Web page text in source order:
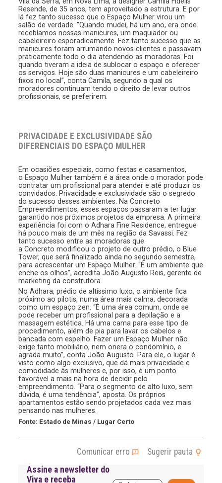
Resende, de 35 anos, tem aproveitado a estrutura. E por
lá fez tanto sucesso que o Espaço Mulher virou um
salão de verdade. “Quando mudei, há um ano, era onde
recebíamos nossas manicures, um maquiador ou
cabeleireiro esporadicamente. Fez tanto sucesso que as
manicures foram arrumando novos clientes e passavam
praticamente todo o dia atendendo as moradoras. Foi
quando tiveram a ideia de sublocar o espaço e oferecer
os serviços. Hoje são duas manicures e um cabeleireiro
fixos no local”, conta Camila, segundo a qual os
moradores continuam tendo o direito de levar outros
profissionais, se preferirem.
PRIVACIDADE E EXCLUSIVIDADE SÃO
DIFERENCIAIS DO ESPAÇO MULHER
Em ocasiões especiais, como festas e casamentos,
o Espaço Mulher também é a área onde o morador pode
contratar um profissional para atender e até produzir os
convidados. Privacidade e exclusividade são o segredo
do sucesso desses ambientes. Na Concreto
Empreendimentos, esses espaços passaram a ter lugar
garantido nos próximos projetos da empresa. A primeira
experiência foi com o Adhara Fine Residence, entregue
há pouco mais de um mês na região da Savassi. Fez
tanto sucesso entre as moradoras que
a Concreto modificou o projeto de outro prédio, o Blue
Tower, que será finalizado ainda no segundo semestre,
para acrescentar um Espaço Mulher. “É um ambiente que
enche os olhos”, acredita João Augusto Reis, gerente de
marketing da construtora.
No Adhara, prédio de altíssimo luxo, o ambiente fica
próximo ao pilotis, numa área mais calma, decorada
como um espaço zen. “É uma área comum, onde se
pode receber um profissional para a depilação e a
massagem estética. Há uma cama para esse tipo de
procedimento, além de pia para lavar os cabelos e
bancada com espelho. Fazer um Espaço Mulher não
exige tanto mobiliário, nem onera o condomínio, e
agrada muito”, conta João Augusto. Para ele, o lugar é
visto como algo exclusivo, que dá mais privacidade e
comodidade às mulheres e, por isso, é um ponto
favorável a mais na hora de decidir pelo
empreendimento. “Para o segmento de alto luxo, sem
dúvida, é uma tendência”, aposta. Os próprios
apartamentos estão sendo projetados cada vez mais
pensando nas mulheres.
Fonte: Estado de Minas / Lugar Certo
Comunicar erro
Sugerir pauta
Assine a newsletter do
Viva e receba